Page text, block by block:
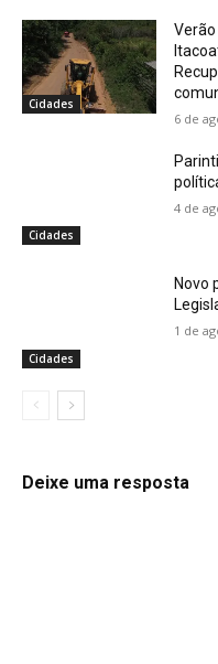
Cidades
6 de
Cidades
4 de
Cidades
Novo
1 de
Deixe uma resposta